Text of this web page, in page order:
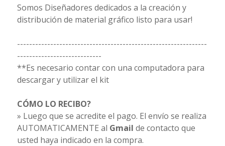
Somos Diseñadores dedicados a la creación y
distribución de material gráfico listo para usar!
---------------------------------------------------------------
----------------------------
**Es necesario contar con una computadora para
descargar y utilizar el kit
CÓMO LO RECIBO?
» Luego que se acredite el pago. El envío se realiza
AUTOMATICAMENTE al Gmail de contacto que
usted haya indicado en la compra.